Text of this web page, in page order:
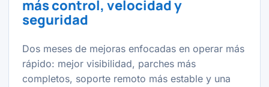
más control, velocidad y
seguridad
Dos meses de mejoras enfocadas en operar más
rápido: mejor visibilidad, parches más
completos, soporte remoto más estable y una